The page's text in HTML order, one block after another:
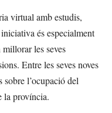
virtual amb estudis,
és especialment
les seves
Entre les seves noves
l’ocupació del
la província.